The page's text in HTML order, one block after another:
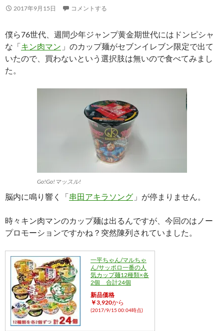
2017年9月15日 コメントする
僕ら76世代、週間少年ジャンプ黄金期世代にはドンピシャ
な「キン肉マン 」のカップ麺がセブンイレブン限定で出て
いたので、買わないという選択肢は無いので食べてみまし
た。
Go!Go!マッスル!
脳内に鳴り響く「串田アキラソング 」が停まりません。
時々キン肉マンのカップ麺は出るんですが、今回のはノー
プロモーションですかね？突然陳列されていました。
一平ちゃん/マルちゃ
ん/サッポロ一番の人
気カップ麺12種類×各
2個 合計24個
新品価格
￥3,920から
(2017/9/15 00:04時点)